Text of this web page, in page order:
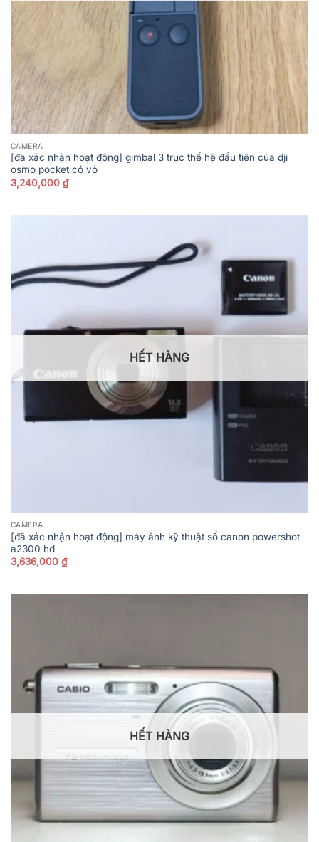
CAMERA
[đã xác nhận hoạt động] gimbal 3 trục thế hệ đầu tiên của dji
osmo pocket có vỏ
3,240,000 ₫
HẾT HÀNG
CAMERA
[đã xác nhận hoạt động] máy ảnh kỹ thuật số canon powershot
a2300 hd
3,636,000 ₫
HẾT HÀNG